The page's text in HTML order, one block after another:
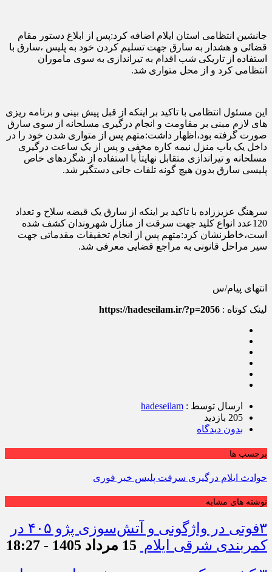
جانشین انتظامی استان ایلام اضافه کرد:پس از ابلاغ دستور مقام
قضائی و هشدار به سارق جهت تسلیم کردن خود به پلیس ،سارق با
استفاده از تاریکی شب اقدام به تیراندازی به سوی ماموران
انتظامی کرد و از محل متواری شد.
این مسئول انتظامی با تاکید بر اینکه از قبل پیش بینی و برنامه ریزی
های لازم مبنی بر مقاومت و انجام درگیری مسلحانه از سوی سارق
صورت گرفته بود،اظهار داشت:متهم پس از متواری شدن خود را در
داخل یک باب منزل نیمه کاره مخفی و پس از یک ساعت درگیری
مسلحانه و تیراندازی متقابل نهایتاٌ با استفاده از شگردهای خاص
پلیسی سارق بدون هیچ گونه تلفات جانی دستگیر شد.
سرهنگ عزیززاده با تاکید بر اینکه از سارق یک قبضه سلاح و تعداد
120عدد انواع کلید جهت سرقت از منازل شهروندان کشف شده
است،خاطرنشان کرد:متهم پس از انجام تحقیقات مقدماتی جهت
سیر مراحل قانونی به مراجع قضایی معرفی شد.
انتهای پیام/س
لینک کوتاه : https://hadeseilam.ir/?p=2056
ارسال توسط : hadeseilam
205 بازدید
بدون دیدگاه
برچسب ها
حوادث ایلام درگیری سرقت پلیس خبر فوری
نوشته های مشابه
۳فوتی در واژگونی و آتش‌سوزی پژو ۴۰۵ در
کمربندی شرقی ایلام 15 مرداد 1405 - 18:27